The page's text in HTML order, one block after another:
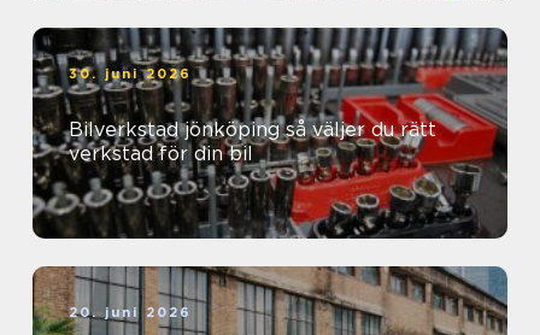
30. juni 2026
Bilverkstad jönköping så väljer du rätt
verkstad för din bil
20. juni 2026